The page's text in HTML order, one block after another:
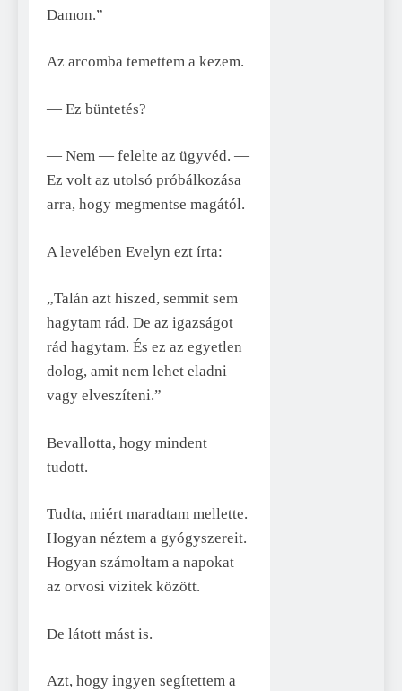
Damon.”
Az arcomba temettem a kezem.
— Ez büntetés?
— Nem — felelte az ügyvéd. —
Ez volt az utolsó próbálkozása
arra, hogy megmentse magától.
A levelében Evelyn ezt írta:
„Talán azt hiszed, semmit sem
hagytam rád. De az igazságot
rád hagytam. És ez az egyetlen
dolog, amit nem lehet eladni
vagy elveszíteni.”
Bevallotta, hogy mindent
tudott.
Tudta, miért maradtam mellette.
Hogyan néztem a gyógyszereit.
Hogyan számoltam a napokat
az orvosi vizitek között.
De látott mást is.
Azt, hogy ingyen segítettem a